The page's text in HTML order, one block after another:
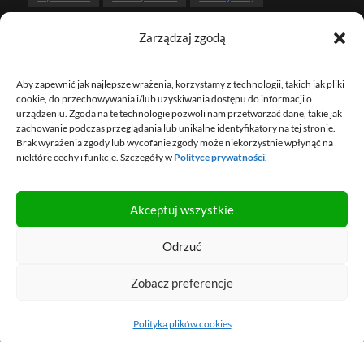
Zarządzaj zgodą
Aby zapewnić jak najlepsze wrażenia, korzystamy z technologii, takich jak pliki
cookie, do przechowywania i/lub uzyskiwania dostępu do informacji o
urządzeniu. Zgoda na te technologie pozwoli nam przetwarzać dane, takie jak
zachowanie podczas przeglądania lub unikalne identyfikatory na tej stronie.
Brak wyrażenia zgody lub wycofanie zgody może niekorzystnie wpłynąć na
niektóre cechy i funkcje. Szczegóły w Polityce prywatności.
Akceptuj wszystkie
Odrzuć
Zobacz preferencje
Polityka plików cookies
NEWSLETTER
ZAPISZ SIĘ NA NEWSLETTER
Zarządzaj ciasteczkami.